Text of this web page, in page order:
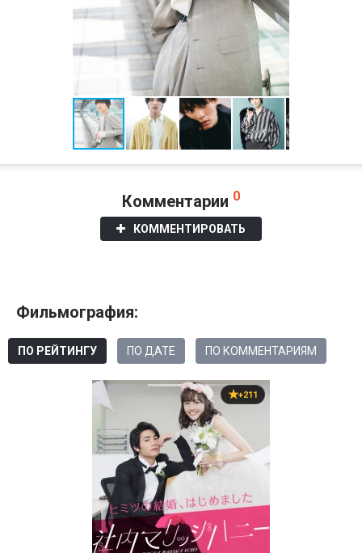
Комментарии 0
КОММЕНТИРОВАТЬ
Фильмография:
ПО РЕЙТИНГУ ПО ДАТЕ ПО КОММЕНТАРИЯМ
+211